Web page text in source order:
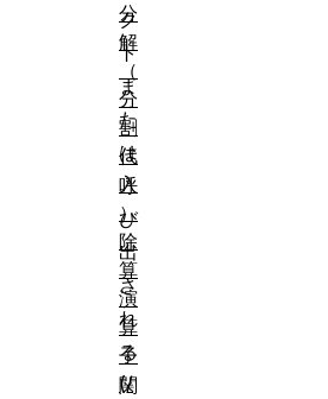
ク
ト
ま
た
は
呼
び
出
さ
れ
る
関
分
解
（
分
割
代
入
）
除
算
演
算
子
(/